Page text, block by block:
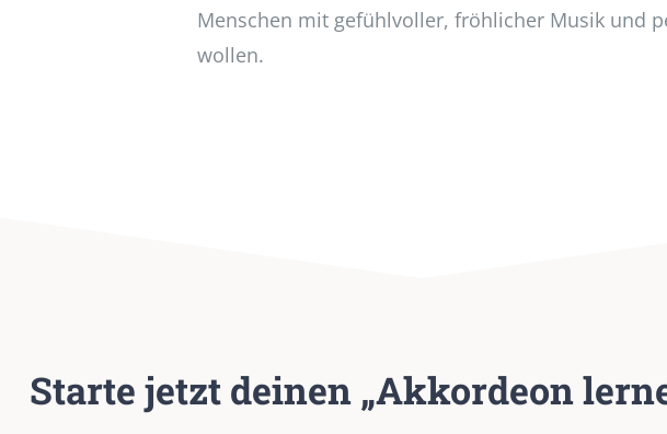
Menschen mit gefühlvoller, fröhlicher Musik und
wollen.
Starte jetzt deinen „Akkordeon